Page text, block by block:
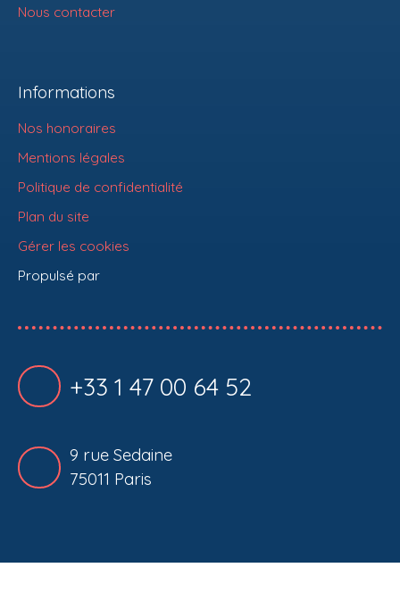
Nous contacter
Informations
Nos honoraires
Mentions légales
Politique de confidentialité
Plan du site
Gérer les cookies
Propulsé par
+33 1 47 00 64 52
9 rue Sedaine
75011 Paris